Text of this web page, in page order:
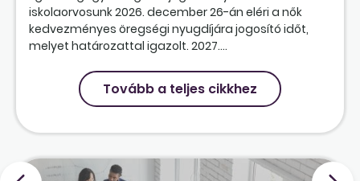
iskolaorvosunk 2026. december 26-án eléri a nők
kedvezményes öregségi nyugdíjára jogosító időt,
melyet határozattal igazolt. 2027....
Tovább a teljes cikkhez